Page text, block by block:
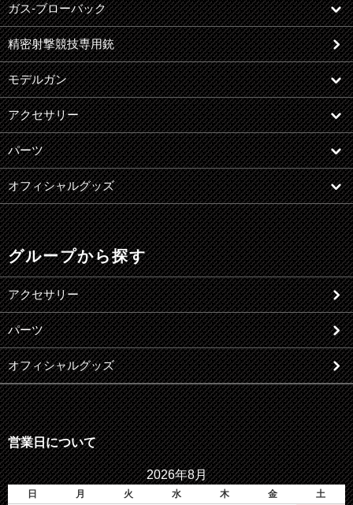
ガス-ブローバック
精密射撃競技専用銃
モデルガン
アクセサリー
パーツ
オフィシャルグッズ
グループから探す
アクセサリー
パーツ
オフィシャルグッズ
営業日について
2026年8月
日 月 火 水 木 金
土